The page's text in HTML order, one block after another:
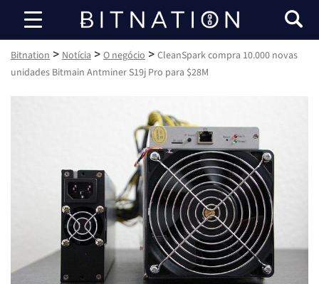
Bitnation
Bitnation > Notícia > O negócio > CleanSpark compra 10.000 novas
unidades Bitmain Antminer S19j Pro para $28M